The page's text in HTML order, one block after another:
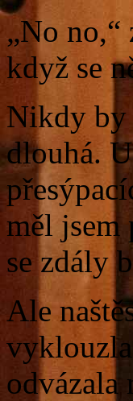
„No no,“
když se
Nikdy by
dlouhá.
měl jsem
se zdály
Ale
odvázala